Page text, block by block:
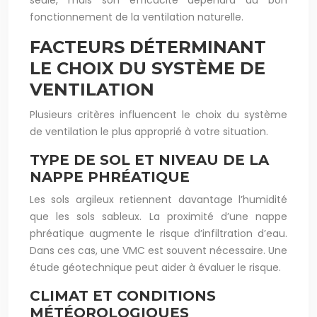
fonctionnement de la ventilation naturelle.
FACTEURS DÉTERMINANT
LE CHOIX DU SYSTÈME DE
VENTILATION
Plusieurs critères influencent le choix du système
de ventilation le plus approprié à votre situation.
TYPE DE SOL ET NIVEAU DE LA
NAPPE PHRÉATIQUE
Les sols argileux retiennent davantage l’humidité
que les sols sableux. La proximité d’une nappe
phréatique augmente le risque d’infiltration d’eau.
Dans ces cas, une VMC est souvent nécessaire. Une
étude géotechnique peut aider à évaluer le risque.
CLIMAT ET CONDITIONS
MÉTÉOROLOGIQUES